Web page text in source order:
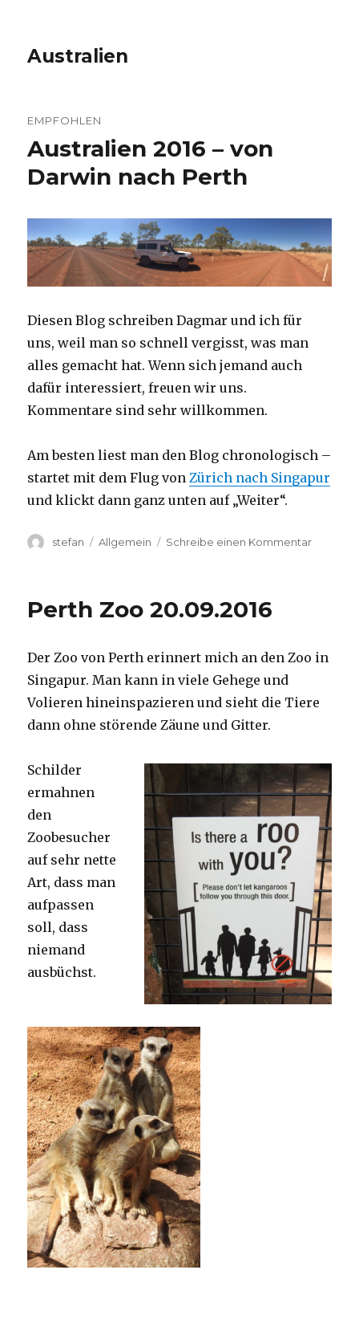
Australien
EMPFOHLEN
Australien 2016 – von
Darwin nach Perth
Diesen Blog schreiben Dagmar und ich für
uns, weil man so schnell vergisst, was man
alles gemacht hat. Wenn sich jemand auch
dafür interessiert, freuen wir uns.
Kommentare sind sehr willkommen.
Am besten liest man den Blog chronologisch –
startet mit dem Flug vonZürich nach Singapur
und klickt dann ganz unten auf „Weiter“.
Autor
stefan Kategorien
Allgemein Schreibe einen Kommentarzu
Perth
Perth Zoo 20.09.2016
Der Zoo von Perth erinnert mich an den Zoo in
Singapur. Man kann in viele Gehege und
Volieren hineinspazieren und sieht die Tiere
dann ohne störende Zäune und Gitter.
Schilder
ermahnen
den
Zoobesucher
auf sehr nette
Art, dass man
aufpassen
soll, dass
niemand
ausbüchst.